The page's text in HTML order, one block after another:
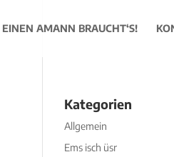
EINEN AMANN BRAUCHT‘S!
Kategorien
Allgemein
Ems isch üsr